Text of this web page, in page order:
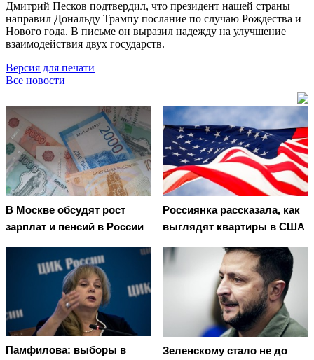
Дмитрий Песков подтвердил, что президент нашей страны
направил Дональду Трампу послание по случаю Рождества и
Нового года. В письме он выразил надежду на улучшение
взаимодействия двух государств.
Версия для печати
Все новости
В Москве обсудят рост
зарплат и пенсий в России
Россиянка рассказала, как
выглядят квартиры в США
Памфилова: выборы в
Зеленскому стало не до